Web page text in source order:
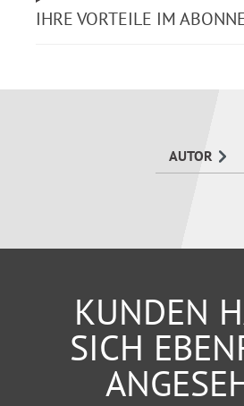
Ausländische Einkünfte
IHRE VORTEILE IM
AUTOR
KUNDEN
SICH